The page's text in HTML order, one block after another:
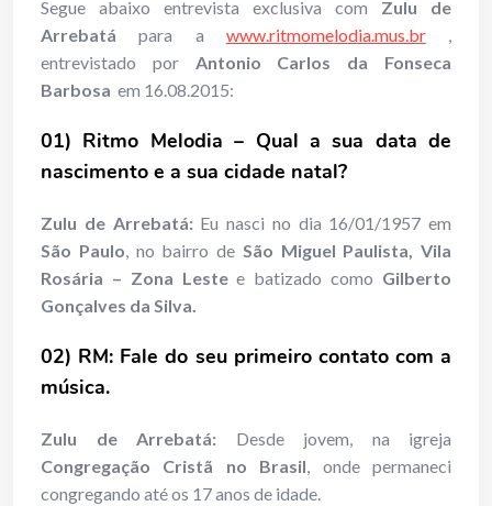
Segue abaixo entrevista exclusiva com Zulu de
Arrebatápara a www.ritmomelodia.mus.br,
entrevistado por Antonio Carlos da Fonseca
Barbosa em 16.08.2015:
01) Ritmo Melodia – Qual a sua data de
nascimento e a sua cidade natal?
Zulu de Arrebatá: Eu nasci no dia 16/01/1957 em
São Paulo, no bairro de São Miguel Paulista, Vila
Rosária – Zona Lestee batizado como Gilberto
Gonçalves da Silva.
02) RM: Fale do seu primeiro contato com a
música.
Zulu de Arrebatá: Desde jovem, na igreja
Congregação Cristã no Brasil, onde permaneci
congregando até os 17 anos de idade.